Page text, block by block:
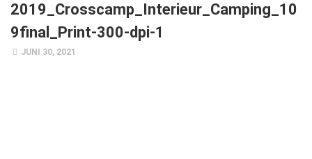
Top Gesundheitsforum Dresden / Ostsachsen
Mediadaten
Events
2019_Crosscamp_Interieur_Camping_10
9final_Print-300-dpi-1
JUNI 30, 2021